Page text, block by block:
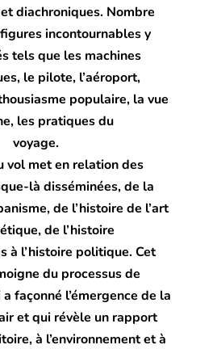
diachroniques. Nombre
incontournables y
tels que les machines
le pilote, l’aéroport,
populaire, la vue
les pratiques du
voyage.
vol met en relation des
là disséminées, de la
de l’histoire de l’art
de l’histoire
à l’histoire politique. Cet
du processus de
façonné l’émergence de la
et qui révèle un rapport
à l’environnement et à